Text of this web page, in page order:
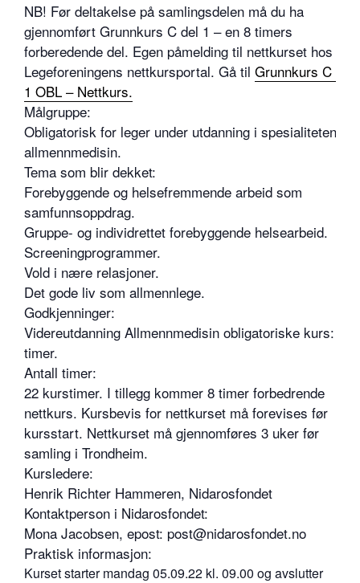
NB! Før deltakelse på samlingsdelen må du ha
gjennomført Grunnkurs C del 1 – en 8 timers
forberedende del. Egen påmelding til nettkurset hos
Legeforeningens nettkursportal. Gå til Grunnkurs C del
1 OBL – Nettkurs.
Målgruppe:
Obligatorisk for leger under utdanning i spesialiteten i
allmennmedisin.
Tema som blir dekket:
Forebyggende og helsefremmende arbeid som
samfunnsoppdrag.
Gruppe- og individrettet forebyggende helsearbeid.
Screeningprogrammer.
Vold i nære relasjoner.
Det gode liv som allmennlege.
Godkjenninger:
Videreutdanning Allmennmedisin obligatoriske kurs: 30
timer.
Antall timer:
22 kurstimer. I tillegg kommer 8 timer forbedrende
nettkurs. Kursbevis for nettkurset må forevises før
kursstart. Nettkurset må gjennomføres 3 uker før
samling i Trondheim.
Kursledere:
Henrik Richter Hammeren, Nidarosfondet
Kontaktperson i Nidarosfondet:
Mona Jacobsen, epost: post@nidarosfondet.no
Praktisk informasjon:
Kurset starter mandag 05.09.22 kl. 09.00 og avslutter